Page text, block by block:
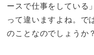
ースで仕事をしている
って違いますよね。で
のことなのでしょうか？